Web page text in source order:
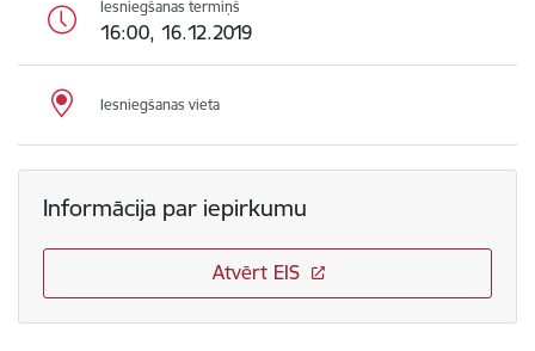
Iesniegšanas termiņš
16:00, 16.12.2019
Iesniegšanas vieta
Informācija par iepirkumu
Atvērt EIS